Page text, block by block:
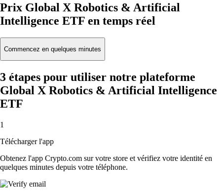
Prix Global X Robotics & Artificial
Intelligence ETF en temps réel
Commencez en quelques minutes
3 étapes pour utiliser notre plateforme
Global X Robotics & Artificial Intelligence
ETF
1
Télécharger l'app
Obtenez l'app Crypto.com sur votre store et vérifiez votre identité en
quelques minutes depuis votre téléphone.